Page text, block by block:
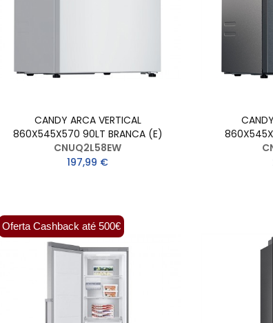
CANDY ARCA VERTICAL
860X545X570 90LT BRANCA (E)
CNUQ2L58EW
197,99 €
Oferta Cashback até 500€